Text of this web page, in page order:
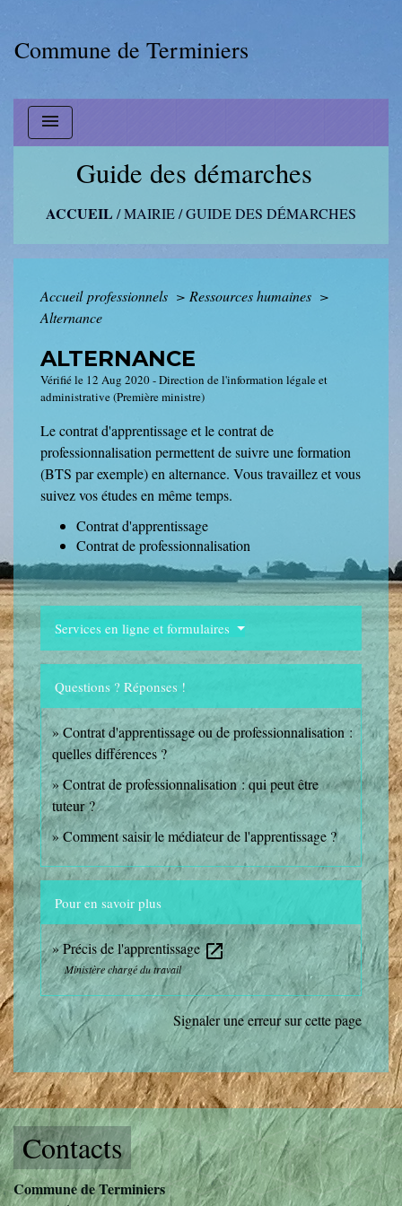
Commune de Terminiers
menu
Guide des démarches
ACCUEIL /MAIRIE/GUIDE DES DÉMARCHES
Accueil professionnels > Ressources humaines >
Alternance
ALTERNANCE
Vérifié le 12 Aug 2020 - Direction de l'information légale et
administrative (Première ministre)
Le contrat d'apprentissage et le contrat de
professionnalisation permettent de suivre une formation
(BTS par exemple) en alternance. Vous travaillez et vous
suivez vos études en même temps.
Contrat d'apprentissage
Contrat de professionnalisation
Services en ligne et formulaires
Questions ? Réponses !
Contrat d'apprentissage ou de professionnalisation :
quelles différences ?
Contrat de professionnalisation : qui peut être
tuteur ?
Comment saisir le médiateur de l'apprentissage ?
Pour en savoir plus
Précis de l'apprentissageopen_in_new
Ministère chargé du travail
Signaler une erreur sur cette page
Contacts
Commune de Terminiers